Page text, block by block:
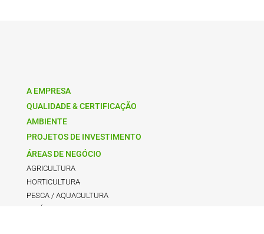
A EMPRESA
QUALIDADE & CERTIFICAÇÃO
AMBIENTE
PROJETOS DE INVESTIMENTO
ÁREAS DE NEGÓCIO
AGRICULTURA
HORTICULTURA
PESCA / AQUACULTURA